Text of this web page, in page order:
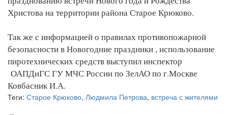
Христова на территории района Старое Крюково.
Так же с информацией о правилах противопожарной
безопасности в Новогодние праздники , использование
пиротехнических средств выступил инспектор
ОАПДиГС ГУ МЧС России по ЗелАО по г.Москве
Ковбасник И.А.
Теги: Старое Крюково, Людмила Петрова, встреча с жителями